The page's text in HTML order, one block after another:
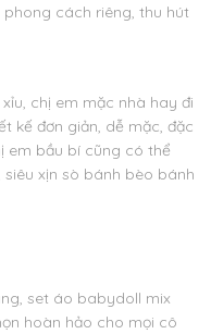
cách riêng, thu hút
chị em mặc nhà hay đi
kế đơn giản, dễ mặc, đặc
em bầu bí cũng có thể
xịn sò bánh bèo bánh
set áo babydoll mix
hoàn hảo cho mọi cô